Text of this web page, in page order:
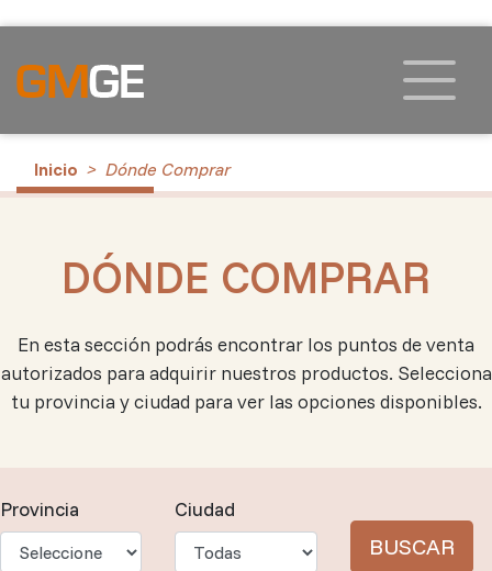
Inicio Dónde Comprar
DÓNDE COMPRAR
En esta sección podrás encontrar los puntos de venta
autorizados para adquirir nuestros productos. Selecciona
tu provincia y ciudad para ver las opciones disponibles.
Provincia Ciudad
BUSCAR